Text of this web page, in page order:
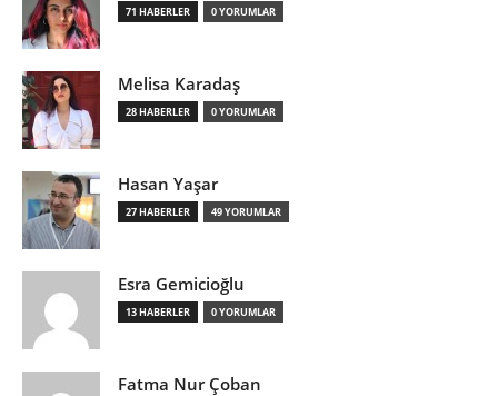
71 HABERLER 0 YORUMLAR
Melisa Karadaş
28 HABERLER 0 YORUMLAR
Hasan Yaşar
27 HABERLER 49 YORUMLAR
Esra Gemicioğlu
13 HABERLER 0 YORUMLAR
Fatma Nur Çoban